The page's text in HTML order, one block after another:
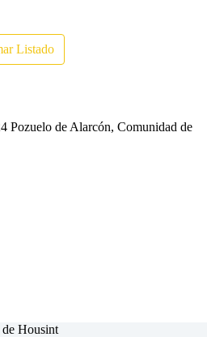
Listado
Pozuelo de Alarcón, Comunidad de
Housint